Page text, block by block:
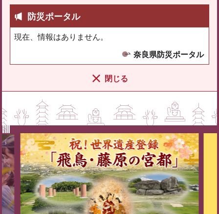
防災ポータル
現在、情報はありません。
奈良県防災ポータル
閉じる